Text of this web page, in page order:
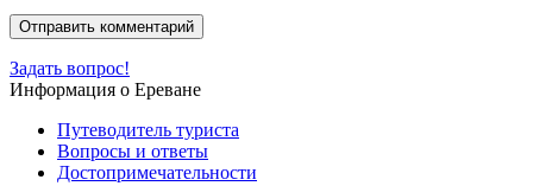
Задать вопрос!
Информация о Ереване
Путеводитель туриста
Вопросы и ответы
Достопримечательности